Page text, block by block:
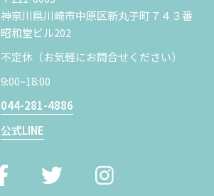
神奈川県川崎市中原区新丸子町７４３番
昭和堂ビル202
不定休（お気軽にお問合せください）
9:00~18:00
044-281-4886
公式LINE